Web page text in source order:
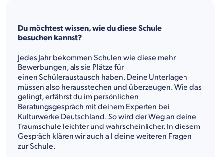
Du möchtest wissen, wie du diese Schule
besuchen kannst?
Jedes Jahr bekommen Schulen wie diese mehr
Bewerbungen, als sie Plätze für
einen Schüleraustausch haben. Deine Unterlagen
müssen also herausstechen und überzeugen. Wie das
gelingt, erfährst du im persönlichen
Beratungsgespräch mit deinem Experten bei
Kulturwerke Deutschland. So wird der Weg an deine
Traumschule leichter und wahrscheinlicher. In diesem
Gespräch klären wir auch all deine weiteren Fragen
zur Schule.